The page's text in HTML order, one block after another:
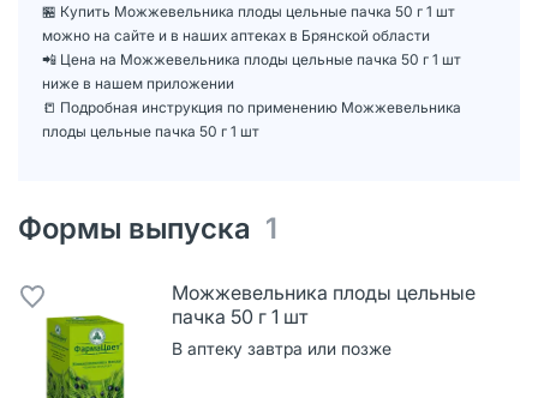
🏪 Купить Можжевельника плоды цельные пачка 50 г 1 шт
можно на сайте и в наших аптеках в Брянской области
📲 Цена на Можжевельника плоды цельные пачка 50 г 1 шт
ниже в нашем приложении
📒 Подробная инструкция по применению Можжевельника
плоды цельные пачка 50 г 1 шт
Формы выпуска 1
Можжевельника плоды цельные
пачка 50 г 1 шт
В аптеку завтра или позже